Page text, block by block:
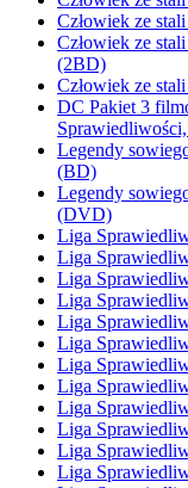
Człowiek ze
Człowiek ze
(2BD)
Człowiek ze
DC Pakiet 3
Legendy
(BD)
Legendy
(DVD)
Liga
Liga
Liga
Liga
Liga
Liga
Liga
Liga
Liga
Liga
Liga
Liga